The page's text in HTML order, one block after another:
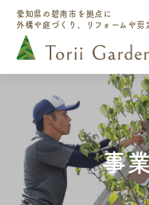
愛知県の碧南市を拠点に
外構や庭づくり、リフォームや剪
事